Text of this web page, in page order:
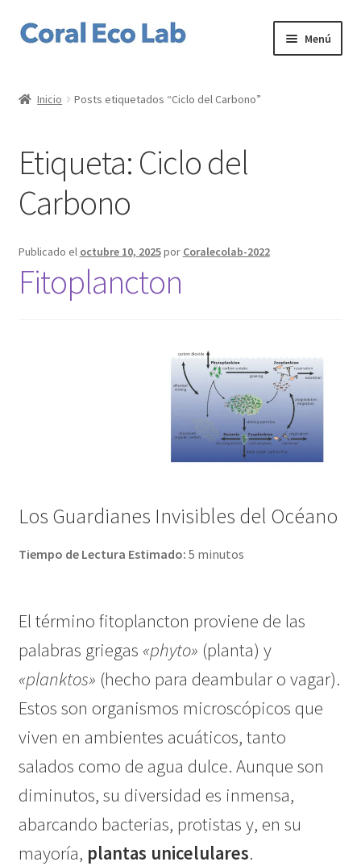
Ir
navegación
Ir
Menú
Productos
Servicios
Nuestro laboratorio
Mi cuenta
Inicio Posts etiquetados “Ciclo del Carbono”
Etiqueta: Ciclo del
Carbono
Publicado el octubre 10, 2025por Coralecolab-2022
Fitoplancton
Los Guardianes Invisibles del Océano
Tiempo de Lectura Estimado: 5 minutos
El término fitoplancton proviene de las
palabras griegas «phyto» (planta) y
«planktos» (hecho para deambular o vagar).
Estos son organismos microscópicos que
viven en ambientes acuáticos, tanto
salados como de agua dulce. Aunque son
diminutos, su diversidad es inmensa,
abarcando bacterias, protistas y, en su
mayoría, plantas unicelulares.